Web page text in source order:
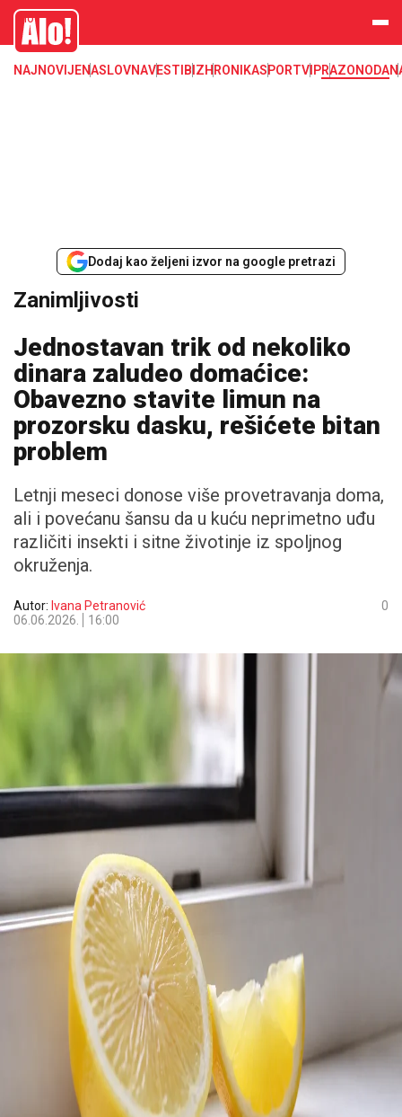
Zanimljivosti
Alo
NAJNOVIJENASLOVNAVESTI BIZHRONIKASPORTVIPRAZONODA
Dodaj kao željeni izvor na google pretrazi
Zanimljivosti
Jednostavan trik od nekoliko
dinara zaludeo domaćice:
Obavezno stavite limun na
prozorsku dasku, rešićete bitan
problem
Letnji meseci donose više provetravanja doma,
ali i povećanu šansu da u kuću neprimetno uđu
različiti insekti i sitne životinje iz spoljnog
okruženja.
Autor: Ivana Petranović
06.06.2026.
16:00
0